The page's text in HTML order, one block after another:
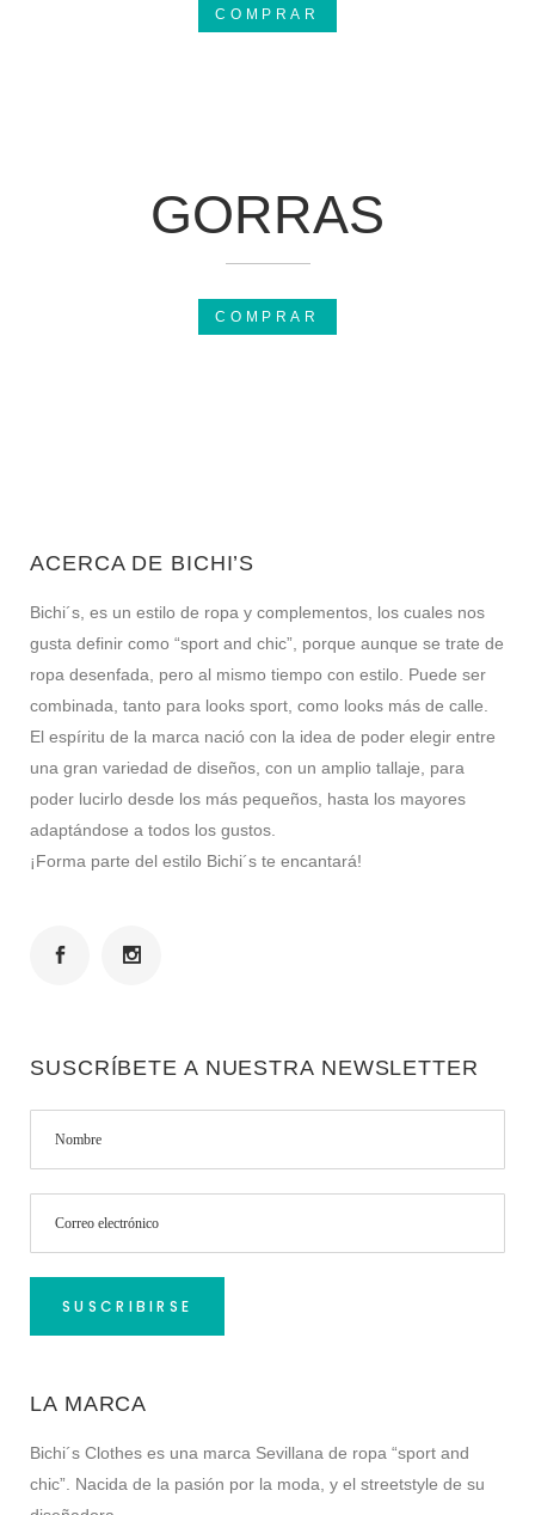
COMPRAR
GORRAS
COMPRAR
ACERCA DE BICHI’S
Bichi´s, es un estilo de ropa y complementos, los cuales nos
gusta definir como “sport and chic”, porque aunque se trate de
ropa desenfada, pero al mismo tiempo con estilo. Puede ser
combinada, tanto para looks sport, como looks más de calle.
El espíritu de la marca nació con la idea de poder elegir entre
una gran variedad de diseños, con un amplio tallaje, para
poder lucirlo desde los más pequeños, hasta los mayores
adaptándose a todos los gustos.
¡Forma parte del estilo Bichi´s te encantará!
SUSCRÍBETE A NUESTRA NEWSLETTER
LA MARCA
Bichi´s Clothes es una marca Sevillana de ropa “sport and
chic”. Nacida de la pasión por la moda, y el streetstyle de su